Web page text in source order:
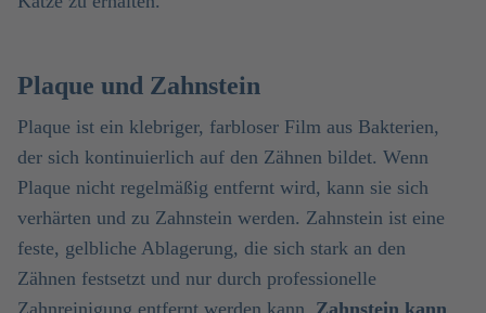
Plaque und Zahnstein
Plaque ist ein klebriger, farbloser Film aus Bakterien,
der sich kontinuierlich auf den Zähnen bildet. Wenn
Plaque nicht regelmäßig entfernt wird, kann sie sich
verhärten und zu Zahnstein werden. Zahnstein ist eine
feste, gelbliche Ablagerung, die sich stark an den
Zähnen festsetzt und nur durch professionelle
Zahnreinigung entfernt werden kann. Zahnstein kann